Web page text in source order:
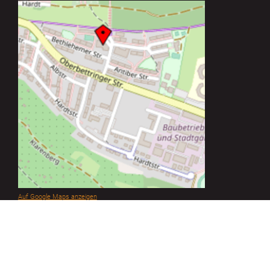
Auf Google Maps anzeigen